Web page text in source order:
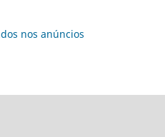
nos anúncios